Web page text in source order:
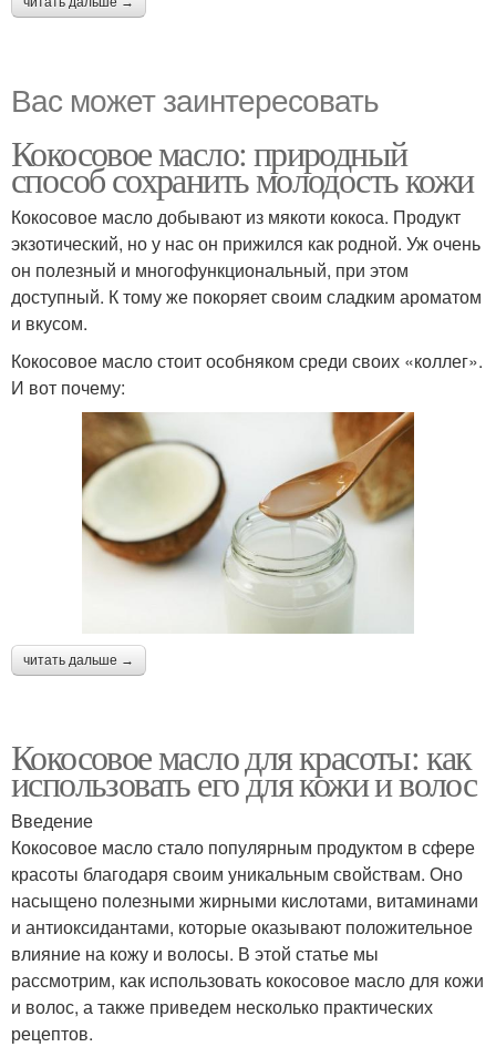
Вас может заинтересовать
Кокосовое масло: природный
способ сохранить молодость кожи
Кокосовое масло добывают из мякоти кокоса. Продукт
экзотический, но у нас он прижился как родной. Уж очень
он полезный и многофункциональный, при этом
доступный. К тому же покоряет своим сладким ароматом
и вкусом.
Кокосовое масло стоит особняком среди своих «коллег».
И вот почему:
читать дальше →
Кокосовое масло для красоты: как
использовать его для кожи и волос
Введение
Кокосовое масло стало популярным продуктом в сфере
красоты благодаря своим уникальным свойствам. Оно
насыщено полезными жирными кислотами, витаминами
и антиоксидантами, которые оказывают положительное
влияние на кожу и волосы. В этой статье мы
рассмотрим, как использовать кокосовое масло для кожи
и волос, а также приведем несколько практических
рецептов.